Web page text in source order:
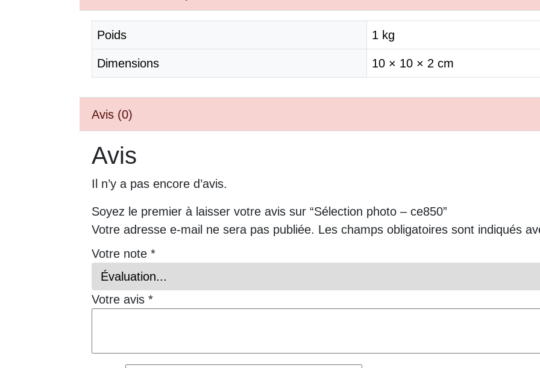
Poids 1 kg
Dimensions 10 × 10 × 2 cm
Avis (0)
Avis
Il n’y a pas encore d’avis.
Soyez le premier à laisser votre avis sur “Sélection photo – ce850”
Votre adresse e-mail ne sera pas publiée. Les champs obligatoires sont indiqués
Votre note *
Votre avis *